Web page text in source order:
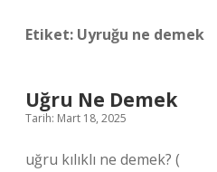
Etiket: Uyruğu ne demek
Uğru Ne Demek
Tarih: Mart 18, 2025
uğru kılıklı ne demek? (